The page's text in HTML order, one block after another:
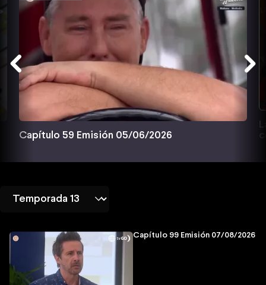
Capítulo 59 Emisión 05/06/2026
Capítulo 99 Emisión 07/08/2026